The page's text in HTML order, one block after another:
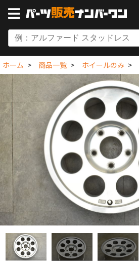
ホーム 商品一覧 ホイールのみ